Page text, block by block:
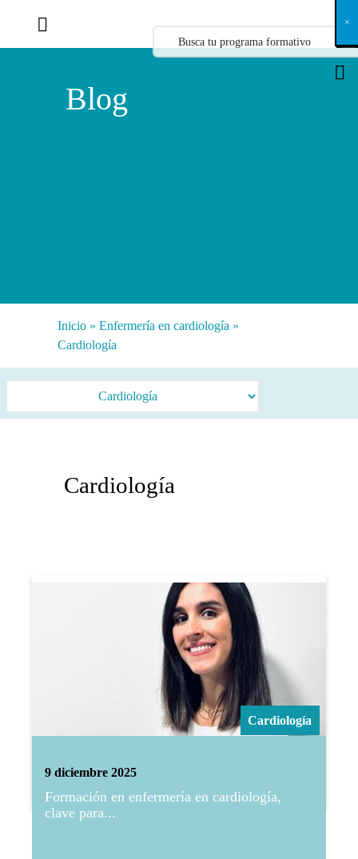
Blog
Inicio » Enfermería en cardiología »
Cardiología
Cardiología
9 diciembre 2025
Cardiología
Formación en enfermería en cardiología,
clave para...
X
×
×
×
×
×
×
×
×
×
×
×
×
×
×
×
×
×
×
×
×
×
×
×
×
×
×
×
×
×
×
×
×
×
×
×
×
×
×
×
×
×
×
×
×
×
×
×
×
×
×
×
×
×
×
×
×
×
×
×
×
×
×
×
×
×
×
×
×
×
×
×
×
×
×
×
×
×
×
×
×
×
×
×
×
×
×
×
×
×
×
×
×
×
×
×
×
×
×
×
×
×
×
×
×
×
×
×
×
×
×
×
×
×
×
×
×
×
×
×
×
×
×
×
×
×
×
×
×
×
×
×
×
×
×
×
×
×
×
×
×
×
×
×
×
×
×
×
×
×
×
×
×
×
×
×
×
×
×
×
×
×
×
×
×
×
×
×
×
×
×
×
×
×
×
×
×
×
×
×
×
×
×
×
×
×
×
×
×
×
×
×
×
×
×
×
×
×
×
×
×
×
×
×
×
×
×
×
×
×
×
×
×
×
×
×
×